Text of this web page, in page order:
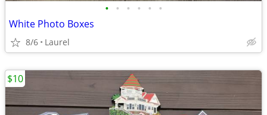
• • • • • •
White Photo Boxes
8/6 Laurel
$10